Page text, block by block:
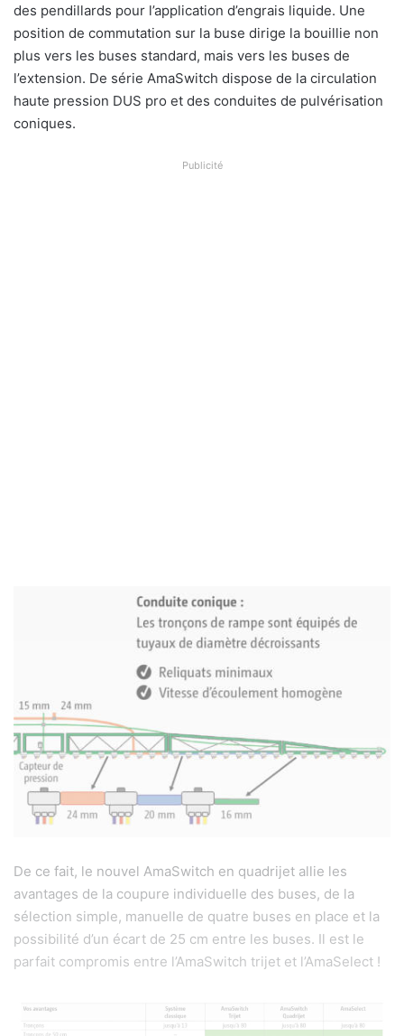
des pendillards pour l’application d’engrais liquide. Une
position de commutation sur la buse dirige la bouillie non
plus vers les buses standard, mais vers les buses de
l’extension. De série AmaSwitch dispose de la circulation
haute pression DUS pro et des conduites de pulvérisation
coniques.
Publicité
De ce fait, le nouvel AmaSwitch en quadrijet allie les
avantages de la coupure individuelle des buses, de la
sélection simple, manuelle de quatre buses en place et la
possibilité d’un écart de 25 cm entre les buses. Il est le
parfait compromis entre l’AmaSwitch trijet et l’AmaSelect !